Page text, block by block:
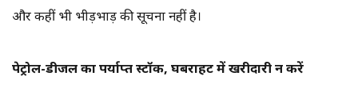
और कहीं भी भीड़भाड़ की सूचना नहीं है।
पेट्रोल-डीजल का पर्याप्त स्टॉक, घबराहट में खरीदारी न करें